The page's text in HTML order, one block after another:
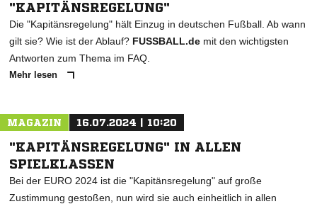
"KAPITÄNSREGELUNG"
Die "Kapitänsregelung" hält Einzug in deutschen Fußball. Ab wann
gilt sie? Wie ist der Ablauf? FUSSBALL.de mit den wichtigsten
Antworten zum Thema im FAQ.
Mehr lesen
MAGAZIN 16.07.2024 | 10:20
"KAPITÄNSREGELUNG" IN ALLEN
SPIELKLASSEN
Bei der EURO 2024 ist die "Kapitänsregelung" auf große
Zustimmung gestoßen, nun wird sie auch einheitlich in allen